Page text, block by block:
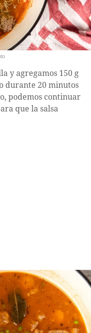
y agregamos 150 g
durante 20 minutos
podemos continuar
que la salsa